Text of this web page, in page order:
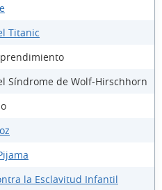
Titanic
Síndrome de Wolf-Hirschhorn
la Esclavitud Infantil